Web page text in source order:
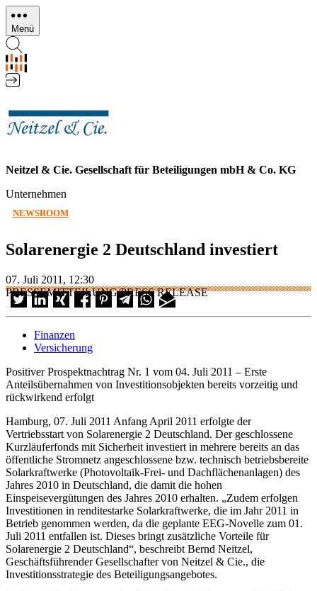
Direkt
zum
Inhalt
Menü
Neitzel & Cie. Gesellschaft für Beteiligungen mbH & Co. KG
Unternehmen
NEWSROOM
Solarenergie 2 Deutschland investiert
07. Juli 2011, 12:30
PRESSEMITTEILUNG/PRESS RELEASE
Finanzen
Versicherung
Positiver Prospektnachtrag Nr. 1 vom 04. Juli 2011 – Erste
Anteilsübernahmen von Investitionsobjekten bereits vorzeitig und
rückwirkend erfolgt
Hamburg, 07. Juli 2011 Anfang April 2011 erfolgte der
Vertriebsstart von Solarenergie 2 Deutschland. Der geschlossene
Kurzläuferfonds mit Sicherheit investiert in mehrere bereits an das
öffentliche Stromnetz angeschlossene bzw. technisch betriebsbereite
Solarkraftwerke (Photovoltaik-Frei- und Dachflächenanlagen) des
Jahres 2010 in Deutschland, die damit die hohen
Einspeisevergütungen des Jahres 2010 erhalten. „Zudem erfolgen
Investitionen in renditestarke Solarkraftwerke, die im Jahr 2011 in
Betrieb genommen werden, da die geplante EEG-Novelle zum 01.
Juli 2011 entfallen ist. Dieses bringt zusätzliche Vorteile für
Solarenergie 2 Deutschland“, beschreibt Bernd Neitzel,
Geschäftsführender Gesellschafter von Neitzel & Cie., die
Investitionsstrategie des Beteiligungsangebotes.